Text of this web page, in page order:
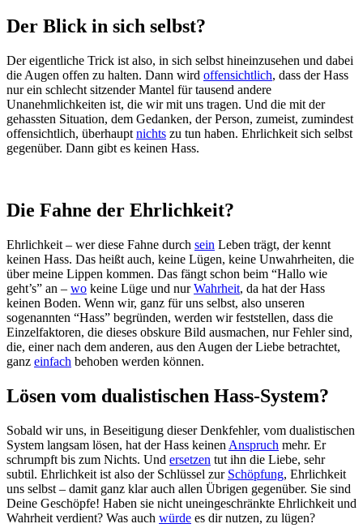
Der Blick in sich selbst?
Der eigentliche Trick ist also, in sich selbst hineinzusehen und dabei
die Augen offen zu halten. Dann wird offensichtlich, dass der Hass
nur ein schlecht sitzender Mantel für tausend andere
Unanehmlichkeiten ist, die wir mit uns tragen. Und die mit der
gehassten Situation, dem Gedanken, der Person, zumeist, zumindest
offensichtlich, überhaupt nichts zu tun haben. Ehrlichkeit sich selbst
gegenüber. Dann gibt es keinen Hass.
Die Fahne der Ehrlichkeit?
Ehrlichkeit – wer diese Fahne durch sein Leben trägt, der kennt
keinen Hass. Das heißt auch, keine Lügen, keine Unwahrheiten, die
über meine Lippen kommen. Das fängt schon beim “Hallo wie
geht’s” an – wo keine Lüge und nurWahrheit, da hat der Hass
keinen Boden. Wenn wir, ganz für uns selbst, also unseren
sogenannten “Hass” begründen, werden wir feststellen, dass die
Einzelfaktoren, die dieses obskure Bild ausmachen, nur Fehler sind,
die, einer nach dem anderen, aus den Augen der Liebe betrachtet,
ganz einfach behoben werden können.
Lösen vom dualistischen Hass-System?
Sobald wir uns, in Beseitigung dieser Denkfehler, vom dualistischen
System langsam lösen, hat der Hass keinen Anspruch mehr. Er
schrumpft bis zum Nichts. Und ersetzen tut ihn die Liebe, sehr
subtil. Ehrlichkeit ist also der Schlüssel zur Schöpfung, Ehrlichkeit
uns selbst – damit ganz klar auch allen Übrigen gegenüber. Sie sind
Deine Geschöpfe! Haben sie nicht uneingeschränkte Ehrlichkeit und
Wahrheit verdient? Was auch würde es dir nutzen, zu lügen?